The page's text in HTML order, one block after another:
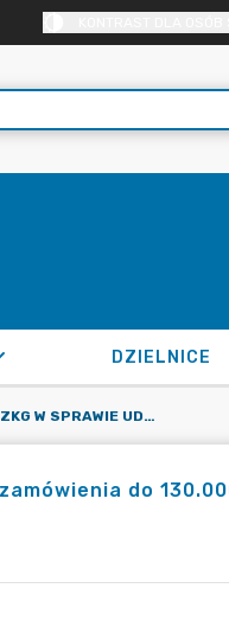
DZIELNICE
OR.0050.1123.2022_ZKG W SPRAWIE UDZIELENIA ZAMÓWIENIA DO 130.000 ZŁOTYCH NA WYKONANIE USŁUGI TRANSPORTOWEJ
do